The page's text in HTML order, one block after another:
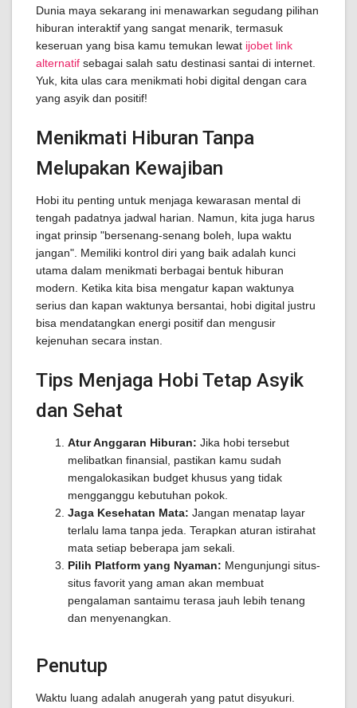
Dunia maya sekarang ini menawarkan segudang pilihan
hiburan interaktif yang sangat menarik, termasuk
keseruan yang bisa kamu temukan lewat ijobet link
alternatif sebagai salah satu destinasi santai di internet.
Yuk, kita ulas cara menikmati hobi digital dengan cara
yang asyik dan positif!
Menikmati Hiburan Tanpa
Melupakan Kewajiban
Hobi itu penting untuk menjaga kewarasan mental di
tengah padatnya jadwal harian. Namun, kita juga harus
ingat prinsip "bersenang-senang boleh, lupa waktu
jangan". Memiliki kontrol diri yang baik adalah kunci
utama dalam menikmati berbagai bentuk hiburan
modern. Ketika kita bisa mengatur kapan waktunya
serius dan kapan waktunya bersantai, hobi digital justru
bisa mendatangkan energi positif dan mengusir
kejenuhan secara instan.
Tips Menjaga Hobi Tetap Asyik
dan Sehat
Atur Anggaran Hiburan: Jika hobi tersebut
melibatkan finansial, pastikan kamu sudah
mengalokasikan budget khusus yang tidak
mengganggu kebutuhan pokok.
Jaga Kesehatan Mata: Jangan menatap layar
terlalu lama tanpa jeda. Terapkan aturan istirahat
mata setiap beberapa jam sekali.
Pilih Platform yang Nyaman: Mengunjungi situs-
situs favorit yang aman akan membuat
pengalaman santaimu terasa jauh lebih tenang
dan menyenangkan.
Penutup
Waktu luang adalah anugerah yang patut disyukuri.